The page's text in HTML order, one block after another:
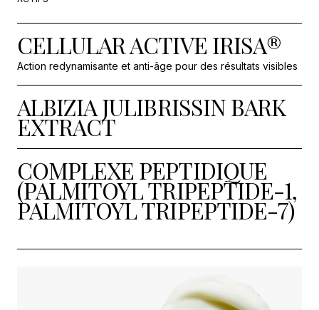
CELLULAR ACTIVE IRISA®
Action redynamisante et anti-âge pour des résultats visibles
ALBIZIA JULIBRISSIN BARK
EXTRACT
COMPLEXE PEPTIDIQUE
(PALMITOYL TRIPEPTIDE-1,
PALMITOYL TRIPEPTIDE-7)